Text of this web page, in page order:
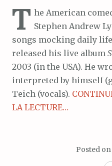
T he American
Stephen Andrew
songs mocking daily
released his live album
2003 (in the USA). He
interpreted by himself
Teich (vocals).
LA LECTURE…
Posted on